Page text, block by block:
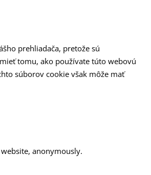
prehliadača, pretože sú
tomu, ako používate túto webovú
súborov cookie však môže mať
anonymously.